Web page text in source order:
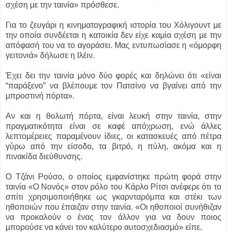
σχέση με την ταινία» πρόσθεσε.
Για το ζευγάρι η κινηματογραφική ιστορία του Χόλιγουντ με
την οποία συνδέεται η κατοικία δεν είχε καμία σχέση με την
απόφασή του να το αγοράσει. Μας εντυπωσίασε η «όμορφη
γειτονιά» δήλωσε η Ιλέιν.
Έχει δει την ταινία μόνο δύο φορές και δηλώνει ότι «είναι
“παράξενο” να βλέπουμε τον Πατσίνο να βγαίνει από την
μπροστινή πόρτα».
Αν και η θολωτή πόρτα, είναι λευκή στην ταινία, στην
πραγματικότητα είναι σε καφέ απόχρωση, ενώ άλλες
λεπτομέρειες παραμένουν ίδιες, οι κατασκευές από πέτρα
γύρω από την είσοδο, τα βιτρό, η πύλη, ακόμα και η
πινακίδα διεύθυνσης.
Ο Τζάνι Ρούσο, ο οποίος εμφανίστηκε πρώτη φορά στην
ταινία «Ο Νονός» στον ρόλο του Κάρλο Ρίτσι ανέφερε ότι το
σπίτι χρησιμοποιήθηκε ως γκαρνταρόμπα και στέκι των
ηθοποιών που έπαιζαν στην ταινία. «Οι ηθοποιοί συνήθιζαν
να προκαλούν ο ένας τον άλλον για να δουν ποιος
μπορούσε να κάνει τον καλύτερο αυτοσχεδιασμό» είπε.